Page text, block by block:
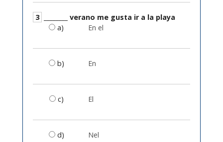
3
________ verano me gusta ir a la playa
a)
En el
b) En
c) El
d) Nel